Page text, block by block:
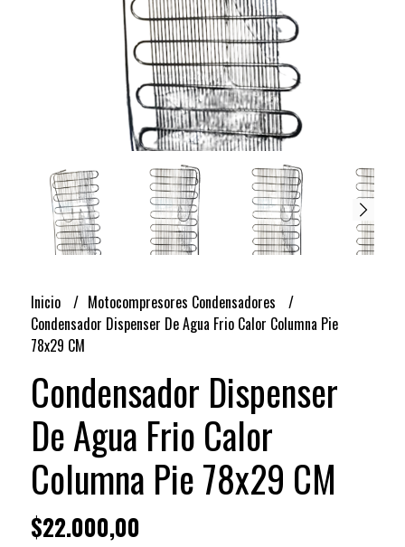
Inicio
Motocompresores Condensadores
Condensador Dispenser De Agua Frio Calor Columna Pie
78x29 CM
Condensador Dispenser
De Agua Frio Calor
Columna Pie 78x29 CM
$22.000,00